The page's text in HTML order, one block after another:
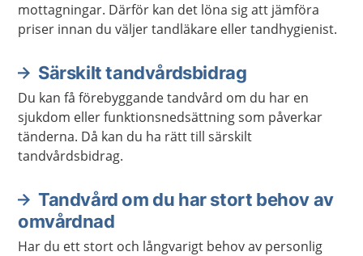
mottagningar. Därför kan det löna sig att jämföra
priser innan du väljer tandläkare eller tandhygienist.
Särskilt tandvårdsbidrag
Du kan få förebyggande tandvård om du har en
sjukdom eller funktionsnedsättning som påverkar
tänderna. Då kan du ha rätt till särskilt
tandvårdsbidrag.
Tandvård om du har stort behov av
omvårdnad
Har du ett stort och långvarigt behov av personlig